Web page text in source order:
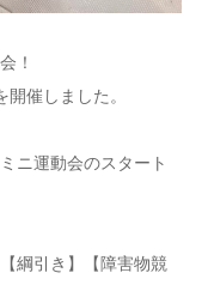
！
催しました。
ニ運動会のスタート
綱引き】【障害物競